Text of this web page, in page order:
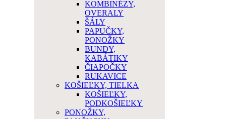
KOMBINÉZY,
OVERALY
ŠÁLY
PAPUČKY,
PONOŽKY
BUNDY,
KABÁTIKY
ČIAPOČKY
RUKAVICE
KOŠIEĽKY, TIELKA
KOŠIEĽKY,
PODKOŠIEĽKY
PONOŽKY,